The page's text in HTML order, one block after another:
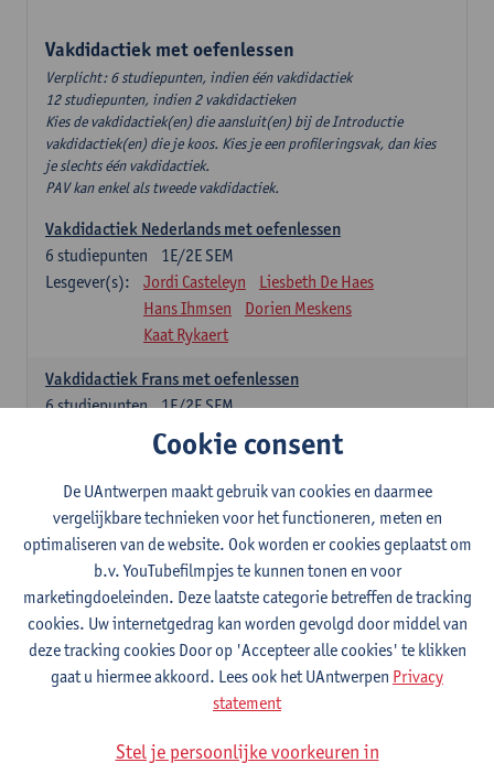
Vakdidactiek met oefenlessen
Verplicht: 6 studiepunten, indien één vakdidactiek
12 studiepunten, indien 2 vakdidactieken
Kies de vakdidactiek(en) die aansluit(en) bij de Introductie
vakdidactiek(en) die je koos. Kies je een profileringsvak, dan kies
je slechts één vakdidactiek.
PAV kan enkel als tweede vakdidactiek.
Vakdidactiek Nederlands met oefenlessen
1E/2E SEM
6 studiepunten
Lesgever(s):
Jordi Casteleyn
Liesbeth De Haes
Hans Ihmsen
Dorien Meskens
Kaat Rykaert
Vakdidactiek Frans met oefenlessen
1E/2E SEM
6studiepunten
Mathea Simons
Veronik Bogaert
Mark Demyttenaere
Yann Morard
Karen Van De Putte
Vakdidactiek Engels met oefenlessen
1E/2E SEM
6studiepunten
Lesgever(s):
Tom Smits
Ellen De Breuker
Nele Kempenaers
Joke Prinsen
Vakdidactiek Duits met oefenlessen
1E/2E SEM
6studiepunten
Tom Smits Marise Van Tendeloo
Vakdidactiek Nederlands niet-thuistaal met oefenlessen
Cookie consent
De UAntwerpen maakt gebruik van cookies en daarmee
vergelijkbare technieken voor het functioneren, meten en
optimaliseren van de website. Ook worden er cookies geplaatst om
b.v. YouTubefilmpjes te kunnen tonen en voor
marketingdoeleinden. Deze laatste categorie betreffen de tracking
cookies. Uw internetgedrag kan worden gevolgd door middel van
deze tracking cookies Door op 'Accepteer alle cookies' te klikken
gaat u hiermee akkoord. Lees ook het UAntwerpen Privacy
statement
Stel je persoonlijke voorkeuren in